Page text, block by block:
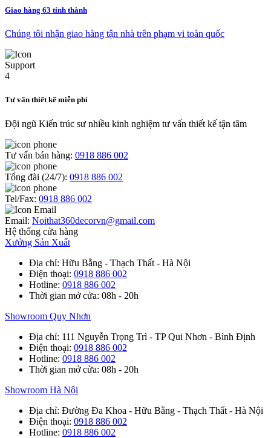
Giao hàng 63 tỉnh thành
Chúng tôi nhận giao hàng tận nhà trên phạm vi toàn quốc
Tư vấn thiết kế miễn phí
Đội ngũ Kiến trúc sư nhiều kinh nghiệm tư vấn thiết kế tận tâm
Tư vấn bán hàng: 0918 886 002
Tổng đài (24/7): 0918 886 002
Tel/Fax: 0918 886 002
Email: Noithat360decorvn@gmail.com
Hệ thống cửa hàng
Xưởng Sản Xuất
Địa chỉ: Hữu Bằng - Thạch Thất - Hà Nội
Điện thoại: 0918 886 002
Hotline: 0918 886 002
Thời gian mở cửa: 08h - 20h
Showroom Quy Nhơn
Địa chỉ: 111 Nguyễn Trọng Trì - TP Qui Nhơn - Bình Định
Điện thoại: 0918 886 002
Hotline: 0918 886 002
Thời gian mở cửa: 08h - 20h
Showroom Hà Nội
Địa chỉ: Đường Đa Khoa - Hữu Bằng - Thạch Thất - Hà Nội
Điện thoại: 0918 886 002
Hotline: 0918 886 002